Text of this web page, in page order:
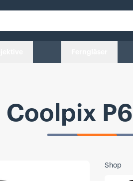
Coolpix
Shop